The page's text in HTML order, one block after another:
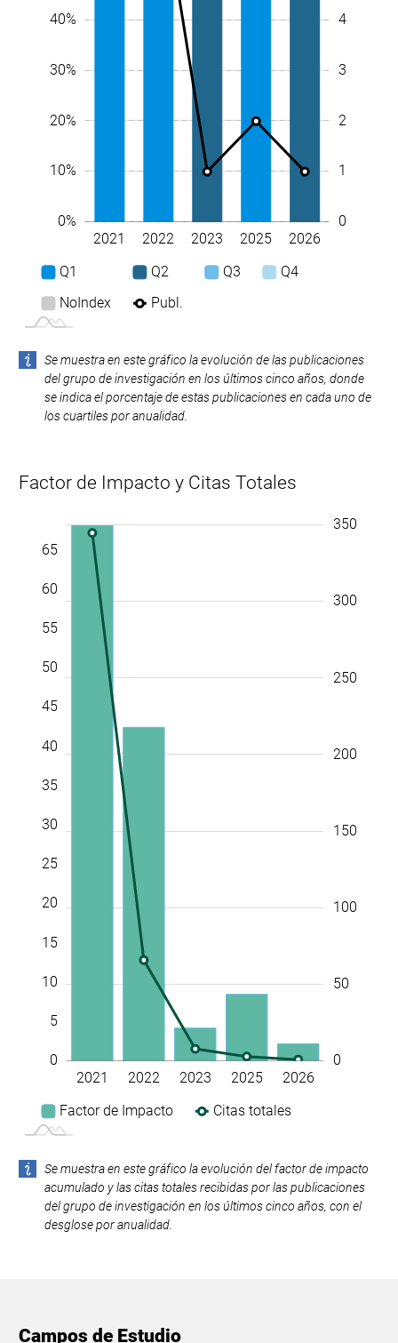
40%
30%
20%
10%
0% 0
1
2
3
4
L
2021 2022 2023 2025
2026
Q1
Q2 Q3
Q4
NoIndex
Publ.
Se muestra en este gráfico la evolución de las publicaciones
del grupo de investigación en los últimos cinco años, donde
se indica el porcentaje de estas publicaciones en cada uno de
los cuartiles por anualidad.
Factor de Impacto y Citas Totales
10
0
5
10
15
20
25
30
35
40
45
50
55
60
65
-100
-50
0
50
100
150
200
250
300
350
400
L
2021 2022 2023 2025
2026
Factor de Impacto
Citas totales
Se muestra en este gráfico la evolución del factor de impacto
acumulado y las citas totales recibidas por las publicaciones
del grupo de investigación en los últimos cinco años, con el
desglose por anualidad.
Campos de Estudio